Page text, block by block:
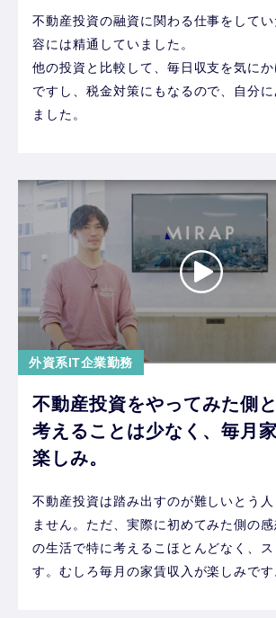
不動産投資の融資に関わる仕事をして
容には精通していました。
他の投資と比較して、毎日収支を気に
ですし、税金対策にもなるので、自分
ました。
外資系IT企業勤務
不動産投資をやってみた側と
考えることは少なく、毎月
楽しみ。
不動産投資は踏み出すのが難しいとう
ません。ただ、実際に初めてみた側の
の生活で特に考えるこほとんどなく、
す。むしろ毎月の家賃収入が楽しみです